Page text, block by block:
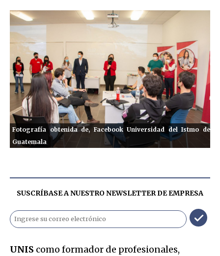
Fotografía obtenida de, Facebook Universidad del Istmo de
Guatemala
SUSCRÍBASE A NUESTRO NEWSLETTER DEEMPRESA
UNIS como formador de profesionales,